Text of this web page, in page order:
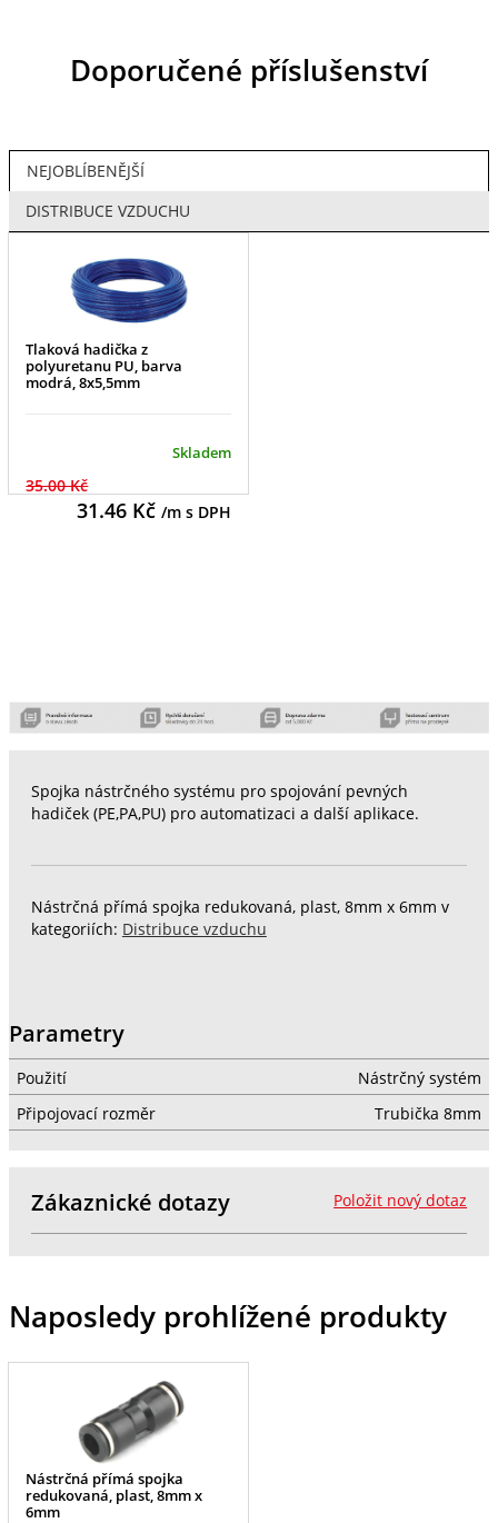
Doporučené příslušenství
NEJOBLÍBENĚJŠÍ
DISTRIBUCE VZDUCHU
Tlaková hadička z
polyuretanu PU, barva
modrá, 8x5,5mm
Skladem
35.00 Kč
31.46Kč /m s DPH
Spojka nástrčného systému pro spojování pevných
hadiček (PE,PA,PU) pro automatizaci a další aplikace.
Nástrčná přímá spojka redukovaná, plast, 8mm x 6mm v
kategoriích: Distribuce vzduchu
Parametry
Použití
Nástrčný systém
Připojovací rozměr
Trubička 8mm
Položit nový dotaz
Zákaznické dotazy
Naposledy prohlížené produkty
Nástrčná přímá spojka
redukovaná, plast, 8mm x
6mm